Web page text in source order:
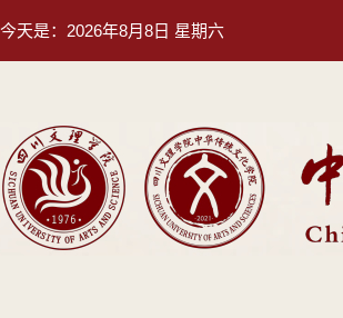
今天是： 2026年8月8日 星期六